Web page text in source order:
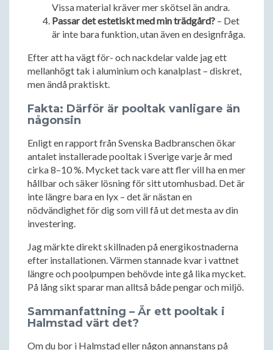
Vissa material kräver mer skötsel än andra.
Passar det estetiskt med min trädgård? – Det
är inte bara funktion, utan även en designfråga.
Efter att ha vägt för- och nackdelar valde jag ett
mellanhögt tak i aluminium och kanalplast – diskret,
men ändå praktiskt.
Fakta: Därför är pooltak vanligare än
någonsin
Enligt en rapport från Svenska Badbranschen ökar
antalet installerade pooltak i Sverige varje år med
cirka 8–10 %. Mycket tack vare att fler vill ha en mer
hållbar och säker lösning för sitt utomhusbad. Det är
inte längre bara en lyx – det är nästan en
nödvändighet för dig som vill få ut det mesta av din
investering.
Jag märkte direkt skillnaden på energikostnaderna
efter installationen. Värmen stannade kvar i vattnet
längre och poolpumpen behövde inte gå lika mycket.
På lång sikt sparar man alltså både pengar och miljö.
Sammanfattning – Är ett pooltak i
Halmstad värt det?
Om du bor i Halmstad eller någon annanstans på